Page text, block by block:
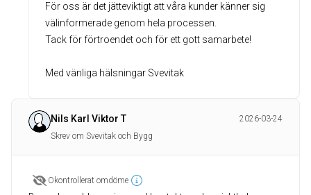
För oss är det jätteviktigt att våra kunder känner sig
välinformerade genom hela processen.
Tack för förtroendet och för ett gott samarbete!
Med vänliga hälsningar Svevitak
Nils Karl Viktor T
2026-03-24
Skrev om Svevitak och Bygg
Okontrollerat omdöme